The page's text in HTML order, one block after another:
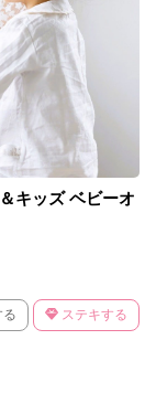
キッズ ベビーオ
る ステキする